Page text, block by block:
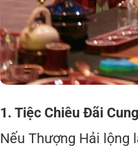
1. Tiệc Chiêu Đãi
Nếu Thượng Hải lộng